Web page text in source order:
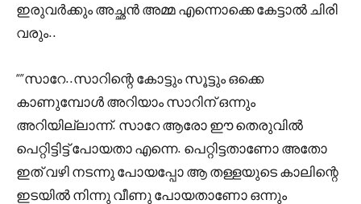
ഇരുവർക്കും അച്ഛൻ അമ്മ എന്നൊക്കെ കേട്ടാൽ ചിരി
വരും..
“”സാറേ..സാറിന്റെ കോട്ടും സൂട്ടും ഒക്കെ
കാണുമ്പോൾ അറിയാം സാറിന് ഒന്നും
അറിയില്ലാന്ന്. സാറേ ആരോ ഈ തെരുവിൽ
പെറ്റിട്ടിട്ട് പോയതാ എന്നെ. പെറ്റിട്ടതാണോ അതോ
ഇത് വഴി നടന്നു പോയപ്പോ ആ തള്ളയുടെ കാലിന്റെ
ഇടയിൽ നിന്നു വീണു പോയതാണോ ഒന്നും